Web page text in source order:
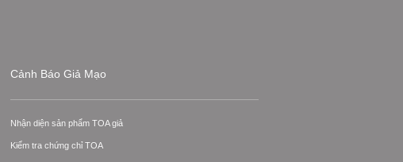
Cảnh Báo Giả Mạo
Nhận diện sản phẩm TOA giả
Kiểm tra chứng chỉ TOA